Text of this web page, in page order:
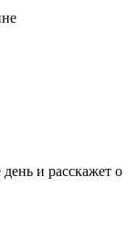
и расскажет о